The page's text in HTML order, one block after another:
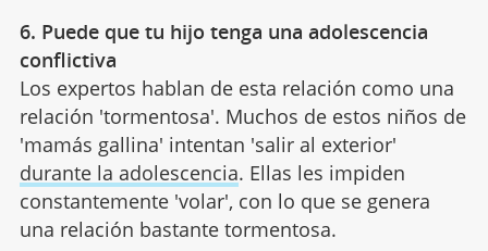
6. Puede que tu hijo tenga una adolescencia
conflictiva
Los expertos hablan de esta relación como una
relación 'tormentosa'. Muchos de estos niños de
'mamás gallina' intentan 'salir al exterior'
durante la adolescencia. Ellas les impiden
constantemente 'volar', con lo que se genera
una relación bastante tormentosa.